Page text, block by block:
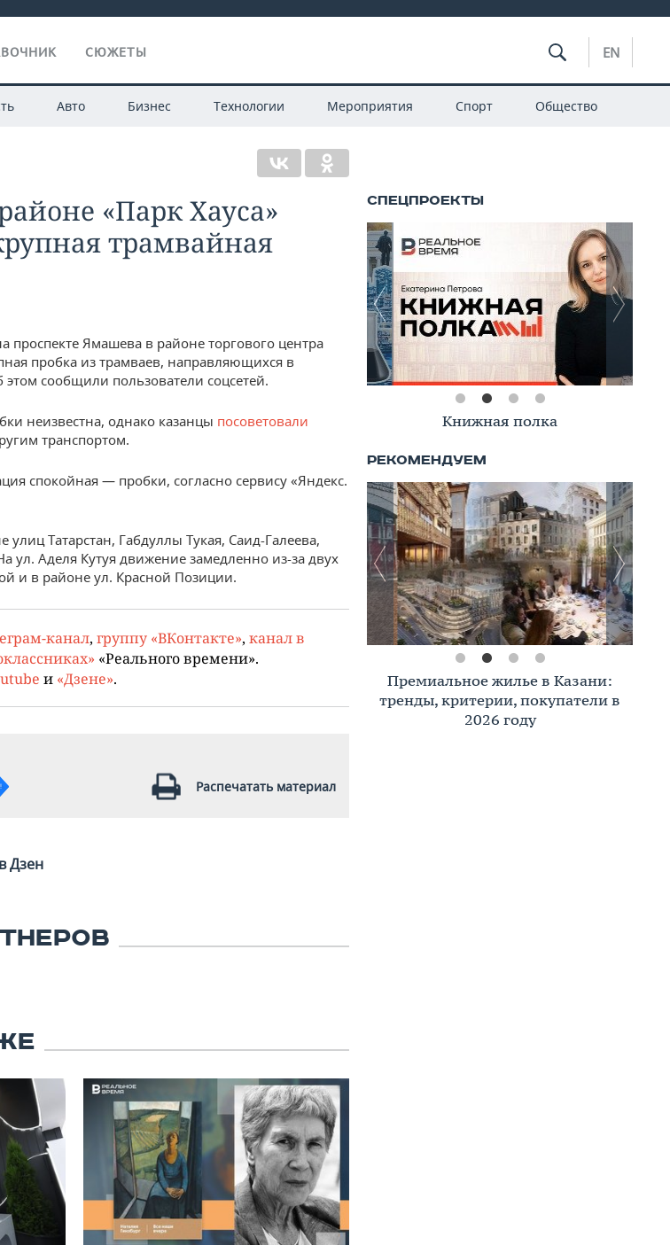
СЮЖЕТЫ EN
Авто Бизнес Технологии Мероприятия Спорт Общество
«Парк Хауса»
трамвайная
проспекте Ямашева в районе торгового центра
пробка из трамваев, направляющихся в
сообщили пользователи соцсетей.
неизвестна, однако казанцы посоветовали
транспортом.
спокойная — пробки, согласно сервису «Яндекс.
Татарстан, Габдуллы Тукая, Саид-Галеева,
ул. Аделя Кутуя движение замедленно из-за двух
и в районе ул. Красной Позиции.
канал, группу «ВКонтакте», канал в
«Реального времени».
и «Дзене».
Распечатать материал
Дзен
Книжная полка
Премиальное жилье в Казани:
тренды, критерии, покупатели в
2026 году